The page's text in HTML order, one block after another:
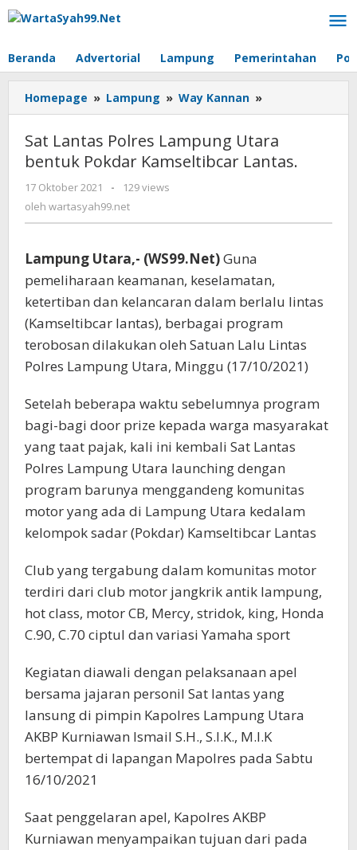
Lewati
ke
Beranda
Advertorial Lampung Pemerintahan
Homepage » Lampung » Way Kannan »
Lantas
Lampung
Utara
Sat Lantas Polres Lampung Utara
bentuk Pokdar Kamseltibcar Lantas.
17 Oktober 2021
oleh
wartasyah99.net
-
129 views
oleh wartasyah99.net
Lampung Utara,- (WS99.Net)Guna
pemeliharaan keamanan, keselamatan,
ketertiban dan kelancaran dalam berlalu lintas
(Kamseltibcar lantas), berbagai program
terobosan dilakukan oleh Satuan Lalu Lintas
Polres Lampung Utara, Minggu (17/10/2021)
Setelah beberapa waktu sebelumnya program
bagi-bagi door prize kepada warga masyarakat
yang taat pajak, kali ini kembali Sat Lantas
Polres Lampung Utara launching dengan
program barunya menggandeng komunitas
motor yang ada di Lampung Utara kedalam
kelompok sadar (Pokdar) Kamseltibcar Lantas
Club yang tergabung dalam komunitas motor
terdiri dari club motor jangkrik antik lampung,
hot class, motor CB, Mercy, stridok, king, Honda
C.90, C.70 ciptul dan variasi Yamaha sport
Kegiatan diawali dengan pelaksanaan apel
bersama jajaran personil Sat lantas yang
lansung di pimpin Kapolres Lampung Utara
AKBP Kurniawan Ismail S.H., S.I.K., M.I.K
bertempat di lapangan Mapolres pada Sabtu
16/10/2021
Saat penggelaran apel, Kapolres AKBP
Kurniawan menyampaikan tujuan dari pada